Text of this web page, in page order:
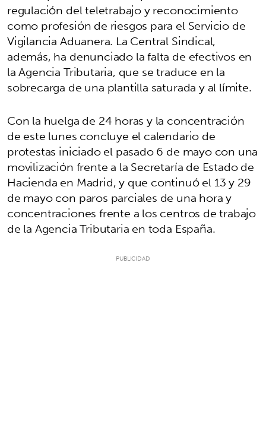
regulación del teletrabajo y reconocimiento
como profesión de riesgos para el Servicio de
Vigilancia Aduanera. La Central Sindical,
además, ha denunciado la falta de efectivos en
la Agencia Tributaria, que se traduce en la
sobrecarga de una plantilla saturada y al límite.
Con la huelga de 24 horas y la concentración
de este lunes concluye el calendario de
protestas iniciado el pasado 6 de mayo con una
movilización frente a la Secretaría de Estado de
Hacienda en Madrid, y que continuó el 13 y 29
de mayo con paros parciales de una hora y
concentraciones frente a los centros de trabajo
de la Agencia Tributaria en toda España.